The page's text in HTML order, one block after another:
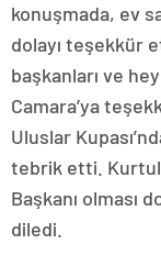
konuşmada, ev
dolayı teşekkür
başkanları ve
Camara’ya
Uluslar
tebrik etti.
Başkanı olması
diledi.